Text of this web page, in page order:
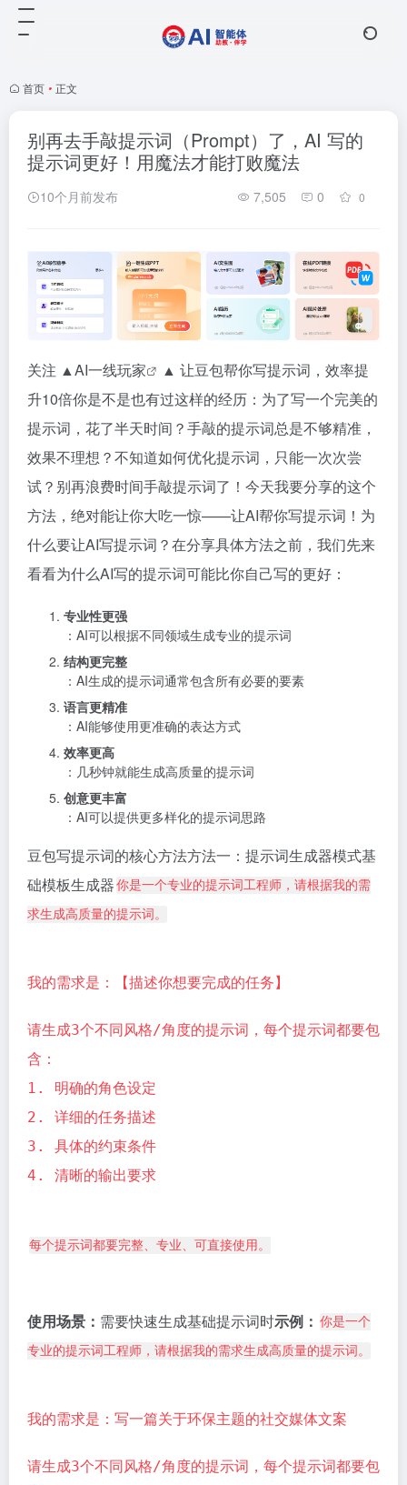
首页 • 正文
别再去手敲提示词（Prompt）了，AI 写的
提示词更好！用魔法才能打败魔法
10个月前发布 7,505 0 0
关注 ▲AI一线玩家
▲ 让豆包帮你写提示词，效率提
升10倍你是不是也有过这样的经历：为了写一个完美的
提示词，花了半天时间？手敲的提示词总是不够精准，
效果不理想？不知道如何优化提示词，只能一次次尝
试？别再浪费时间手敲提示词了！今天我要分享的这个
方法，绝对能让你大吃一惊——让AI帮你写提示词！为
什么要让AI写提示词？在分享具体方法之前，我们先来
看看为什么AI写的提示词可能比你自己写的更好：
专业性更强
：AI可以根据不同领域生成专业的提示词
结构更完整
：AI生成的提示词通常包含所有必要的要素
语言更精准
：AI能够使用更准确的表达方式
效率更高
：几秒钟就能生成高质量的提示词
创意更丰富
：AI可以提供更多样化的提示词思路
豆包写提示词的核心方法方法一：提示词生成器模式基
础模板生成器你是一个专业的提示词工程师，请根据我的需
求生成高质量的提示词。
我的需求是：【描述你想要完成的任务】
请生成3个不同风格/角度的提示词，每个提示词都要包
含：
1. 明确的角色设定
2. 详细的任务描述
3. 具体的约束条件
4. 清晰的输出要求
每个提示词都要完整、专业、可直接使用。
使用场景： 需要快速生成基础提示词时示例： 你是一个
专业的提示词工程师，请根据我的需求生成高质量的提示词。
我的需求是：写一篇关于环保主题的社交媒体文案
请生成3个不同风格/角度的提示词，每个提示词都要包